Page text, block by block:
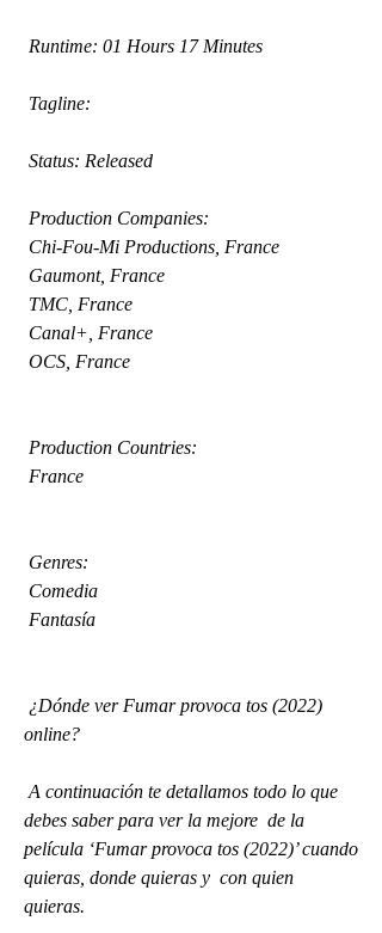
Runtime: 01 Hours 17 Minutes
Tagline:
Status: Released
Production Companies:
Chi-Fou-Mi Productions, France
Gaumont, France
TMC, France
Canal+, France
OCS, France
Production Countries:
France
Genres:
Comedia
Fantasía
online?
debes saber para ver la mejore  de la
película ‘Fumar provoca tos (2022)’ cuando
quieras, donde quieras y  con quien
quieras.